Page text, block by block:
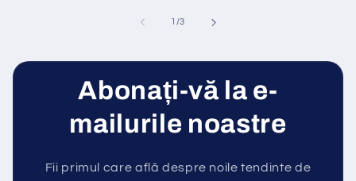
1 /din
3
Abonați-vă la e-
mailurile noastre
Fii primul care află despre noile tendinte de